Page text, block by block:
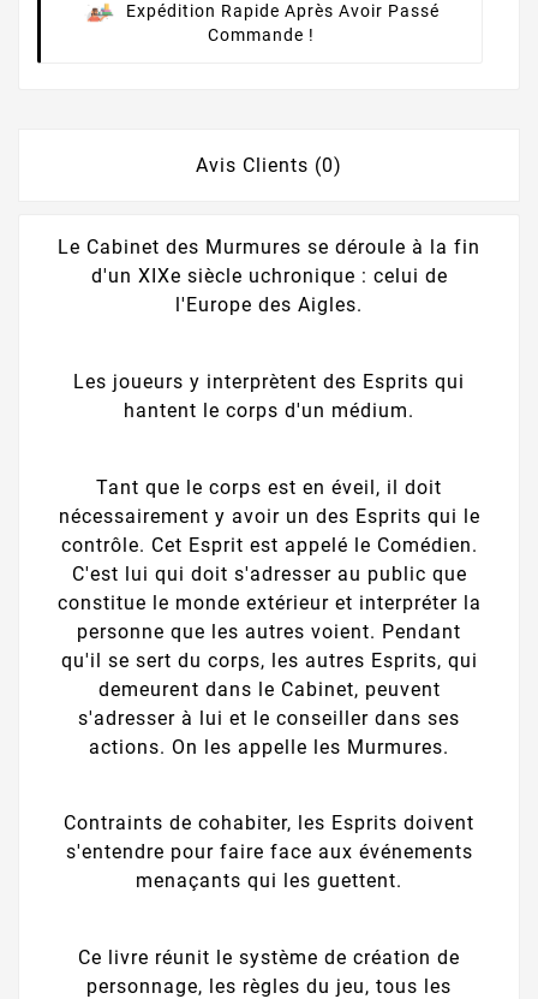
Expédition Rapide Après Avoir Passé
Commande !
Avis Clients (0)
Le Cabinet des Murmures se déroule à la fin
d'un XIXe siècle uchronique : celui de
l'Europe des Aigles.
Les joueurs y interprètent des Esprits qui
hantent le corps d'un médium.
Tant que le corps est en éveil, il doit
nécessairement y avoir un des Esprits qui le
contrôle. Cet Esprit est appelé le Comédien.
C'est lui qui doit s'adresser au public que
constitue le monde extérieur et interpréter la
personne que les autres voient. Pendant
qu'il se sert du corps, les autres Esprits, qui
demeurent dans le Cabinet, peuvent
s'adresser à lui et le conseiller dans ses
actions. On les appelle les Murmures.
Contraints de cohabiter, les Esprits doivent
s'entendre pour faire face aux événements
menaçants qui les guettent.
Ce livre réunit le système de création de
personnage, les règles du jeu, tous les